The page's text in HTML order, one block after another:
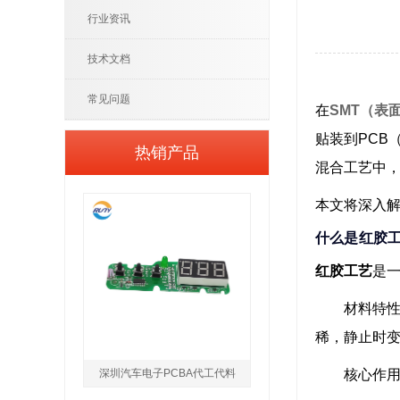
在SMT（表
贴装到PCB
混合工艺中
本文将深入
什么是红胶
红胶工艺是
材料特性
稀，静止时
核心作用
行业资讯
技术文档
常见问题
热销产品
深圳汽车电子PCBA代工代料